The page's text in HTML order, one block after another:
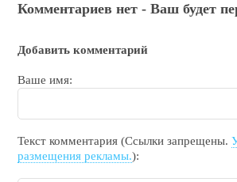
Комментариев нет - Ваш будет
Добавить комментарий
Ваше имя:
Текст комментария (Ссылки запрещены.
размещения рекламы.):